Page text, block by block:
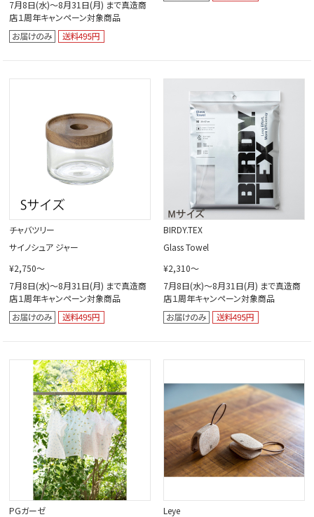
7月8日(水)～8月31日(月) まで真造商
店１周年キャンペーン対象商品
チャバツリー
サイノシュア ジャー
¥2,750～
7月8日(水)～8月31日(月) まで真造商
店１周年キャンペーン対象商品
BIRDY.TEX
Glass Towel
¥2,310～
7月8日(水)～8月31日(月) まで真造商
店１周年キャンペーン対象商品
PGガーゼ
Leye